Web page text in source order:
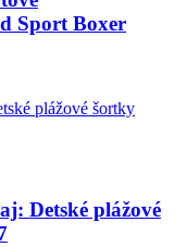
Sport Boxer
Detské plážové